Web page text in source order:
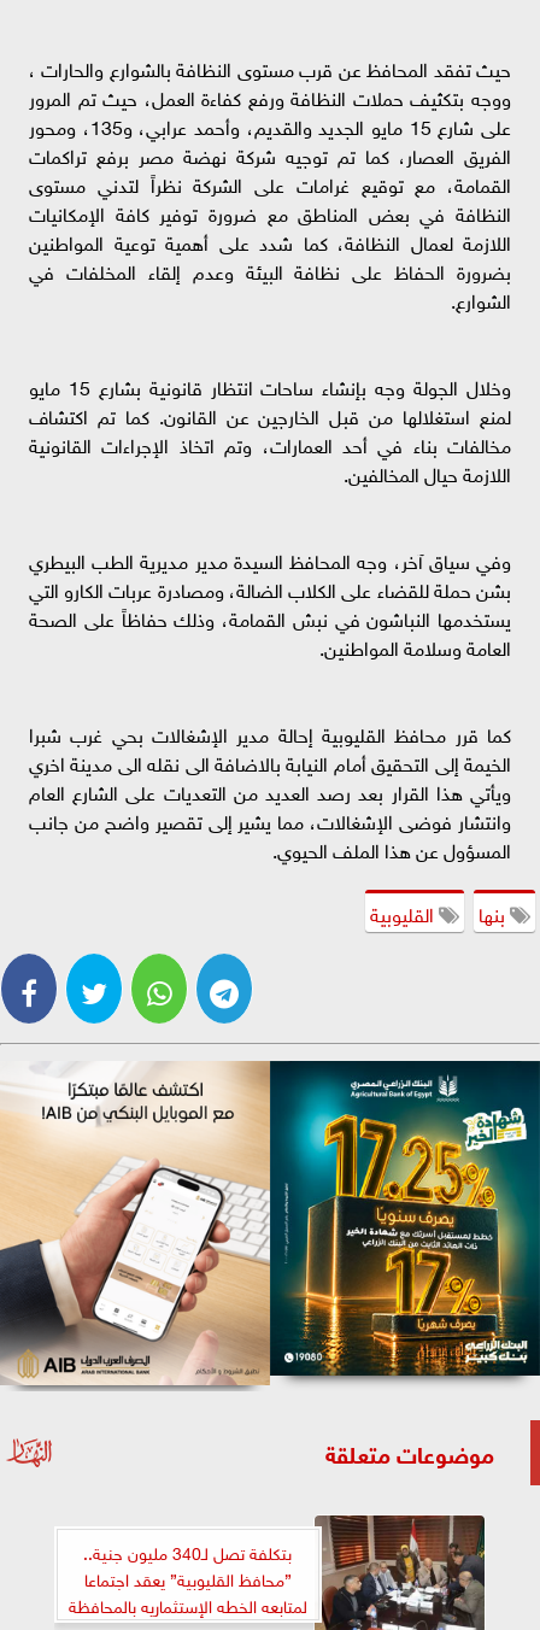
حيث تفقد المحافظ عن قرب مستوى النظافة بالشوارع والحارات ،
ووجه بتكثيف حملات النظافة ورفع كفاءة العمل، حيث تم المرور
على شارع 15 مايو الجديد والقديم، وأحمد عرابي، و135، ومحور
الفريق العصار، كما تم توجيه شركة نهضة مصر برفع تراكمات
القمامة، مع توقيع غرامات على الشركة نظراً لتدني مستوى
النظافة في بعض المناطق مع ضرورة توفير كافة الإمكانيات
اللازمة لعمال النظافة، كما شدد على أهمية توعية المواطنين
بضرورة الحفاظ على نظافة البيئة وعدم إلقاء المخلفات في
الشوارع.
وخلال الجولة وجه بإنشاء ساحات انتظار قانونية بشارع 15 مايو
لمنع استغلالها من قبل الخارجين عن القانون. كما تم اكتشاف
مخالفات بناء في أحد العمارات، وتم اتخاذ الإجراءات القانونية
اللازمة حيال المخالفين.
وفي سياق آخر، وجه المحافظ السيدة مدير مديرية الطب البيطري
بشن حملة للقضاء على الكلاب الضالة، ومصادرة عربات الكارو التي
يستخدمها النباشون في نبش القمامة، وذلك حفاظاً على الصحة
العامة وسلامة المواطنين.
كما قرر محافظ القليوبية إحالة مدير الإشغالات بحي غرب شبرا
الخيمة إلى التحقيق أمام النيابة بالاضافة الى نقله الى مدينة اخري
ويأتي هذا القرار بعد رصد العديد من التعديات على الشارع العام
وانتشار فوضى الإشغالات، مما يشير إلى تقصير واضح من جانب
المسؤول عن هذا الملف الحيوي.
بنها
القليوبية
موضوعات متعلقة
بتكلفة تصل لـ340 مليون جنية..
”محافظ القليوبية” يعقد اجتماعا
لمتابعه الخطه الإستثماريه بالمحافظة